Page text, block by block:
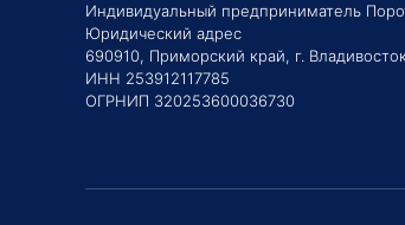
Индивидуальный предприниматель
Юридический адрес
690910, Приморский край, г.
ИНН 253912117785
ОГРНИП 320253600036730